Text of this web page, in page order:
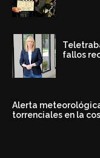
fallos
Alerta
torrenciales en la